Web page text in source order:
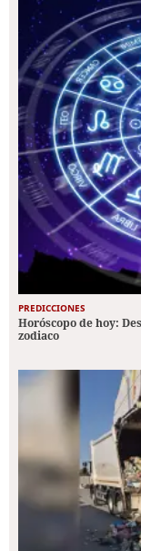
PREDICCIONES
Horóscopo de hoy:
zodiaco